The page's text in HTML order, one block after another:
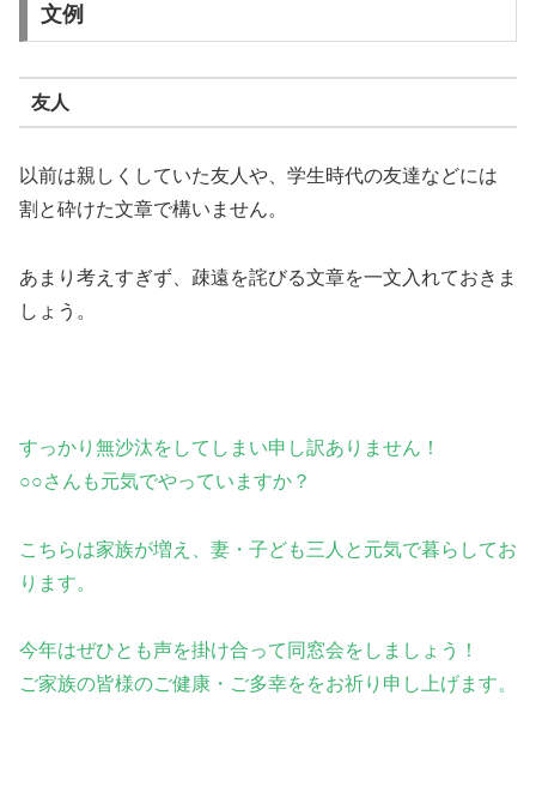
文例
友人
以前は親しくしていた友人や、学生時代の友達などには
割と砕けた文章で構いません。
あまり考えすぎず、疎遠を詫びる文章を一文入れておきま
しょう。
すっかり無沙汰をしてしまい申し訳ありません！
○○さんも元気でやっていますか？
こちらは家族が増え、妻・子ども三人と元気で暮らしてお
ります。
今年はぜひとも声を掛け合って同窓会をしましょう！
ご家族の皆様のご健康・ご多幸ををお祈り申し上げます。